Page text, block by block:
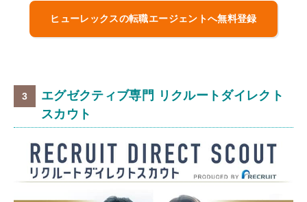
ヒューレックスの転職エージェントへ無料登録
エグゼクティブ専門 リクルートダイレクト
スカウト